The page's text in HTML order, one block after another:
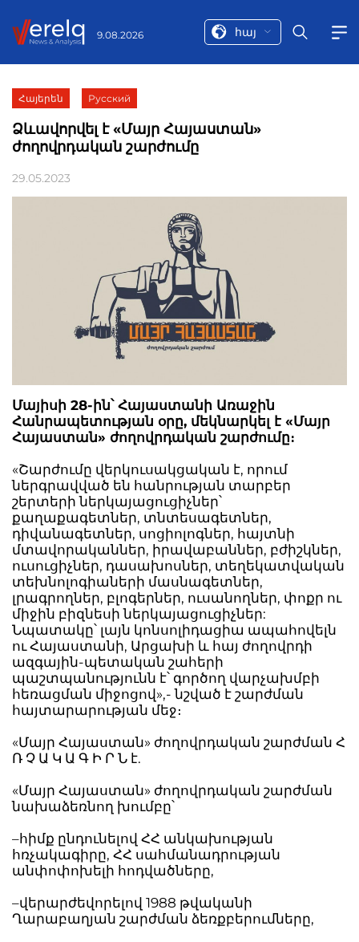
9.08.2026 հայ
Հայերեն Русский
Ձևավորվել է «Մայր Հայաստան»
ժողովրդական շարժումը
29.05.2023
Մայիսի 28-ին՝ Հայաստանի Առաջին
Հանրապետության օրը, մեկնարկել է «Մայր
Հայաստան» ժողովրդական շարժումը։
«Շարժումը վերկուսակցական է, որում
ներգրավված են հանրության տարբեր
շերտերի ներկայացուցիչներ՝
քաղաքագետներ, տնտեսագետներ,
դիվանագետներ, սոցիոլոգներ, հայտնի
մտավորականներ, իրավաբաններ, բժիշկներ,
ուսուցիչներ, դասախոսներ, տեղեկատվական
տեխնոլոգիաների մասնագետներ,
լրագրողներ, բլոգերներ, ուսանողներ, փոքր ու
միջին բիզնեսի ներկայացուցիչներ:
Նպատակը՝ լայն կոնսոլիդացիա ապահովելն
ու Հայաստանի, Արցախի և հայ ժողովրդի
ազգային-պետական շահերի
պաշտպանությունն է՝ գործող վարչախմբի
հեռացման միջոցով»,- նշված է շարժման
հայտարարության մեջ։
«Մայր Հայաստան» ժողովրդական շարժման Հ
Ռ Չ Ա Կ Ա Գ Ի Ր Ն է.
«Մայր Հայաստան» ժողովրդական շարժման
նախաձեռնող խումբը՝
–հիմք ընդունելով ՀՀ անկախության
հռչակագիրը, ՀՀ սահմանադրության
անփոփոխելի հոդվածները,
–վերարժեվորելով 1988 թվականի
Ղարաբաղյան շարժման ձեռքբերումները,